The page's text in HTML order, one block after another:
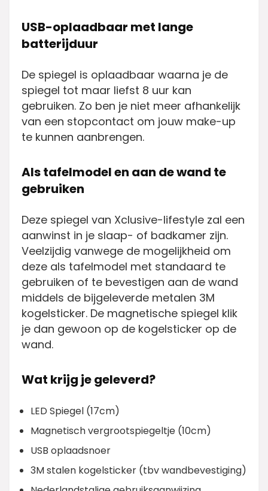
USB-oplaadbaar met lange
batterijduur
De spiegel is oplaadbaar waarna je de
spiegel tot maar liefst 8 uur kan
gebruiken. Zo ben je niet meer afhankelijk
van een stopcontact om jouw make-up
te kunnen aanbrengen.
Als tafelmodel en aan de wand te
gebruiken
Deze spiegel van Xclusive-lifestyle zal een
aanwinst in je slaap- of badkamer zijn.
Veelzijdig vanwege de mogelijkheid om
deze als tafelmodel met standaard te
gebruiken of te bevestigen aan de wand
middels de bijgeleverde metalen 3M
kogelsticker. De magnetische spiegel klik
je dan gewoon op de kogelsticker op de
wand.
Wat krijg je geleverd?
LED Spiegel (17cm)
Magnetisch vergrootspiegeltje (10cm)
USB oplaadsnoer
3M stalen kogelsticker (tbv wandbevestiging)